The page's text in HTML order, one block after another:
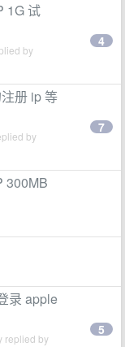
1G 试
by
4
册 ip 等
by
7
300MB
录 apple
replied by
5